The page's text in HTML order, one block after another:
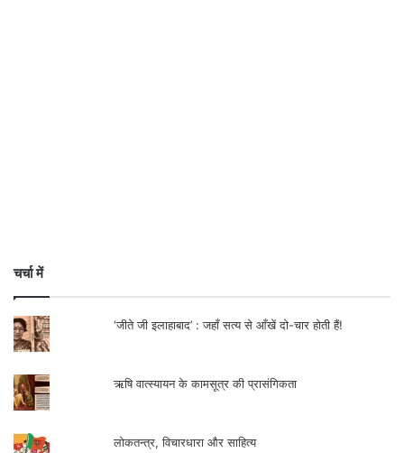
चर्चा में
‘जीते जी इलाहाबाद’ : जहाँ सत्य से आँखें दो-चार होती हैं!
ऋषि वात्स्यायन के कामसूत्र की प्रासंगिकता
लोकतन्त्र, विचारधारा और साहित्य